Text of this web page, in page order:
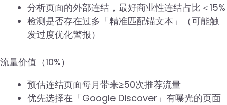
分析页面的外部连结，最好商业性连结占比＜15%
检测是否存在过多「精准匹配锚文本」（可能触
发过度优化警报）
流量价值（10%）
预估连结页面每月带来≥50次推荐流量
优先选择在「Google Discover」有曝光的页面